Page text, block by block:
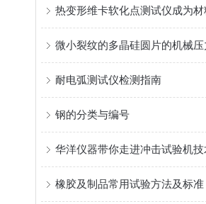
耐电弧测试仪检测指南
钢的分类与编号
橡胶及制品常用试验方法及标准